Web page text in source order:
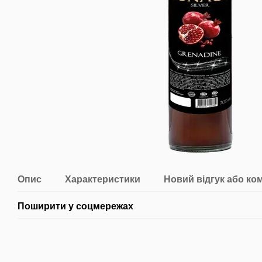
Опис Характеристики Новий відгук або
Поширити у соцмережах